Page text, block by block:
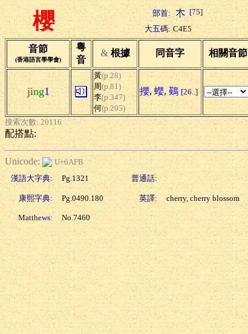
櫻 部首: [75]
大五碼: C4E5
音節
(香港語言學學會)
粵
音
& 根據 同音字 相關音節
jing1
黃(p.28)
周(p.81)
李(p.347)
何(p.205)
攖, 蠳, 鶧 [26..]
搜索次數: 20116
配搭點:
Unicode:
U+6AFB
漢語大字典:
Pg.1321 普通話:
康熙字典: Pg.0490.180 英譯: cherry, cherry blossom
Matthews: No.7460